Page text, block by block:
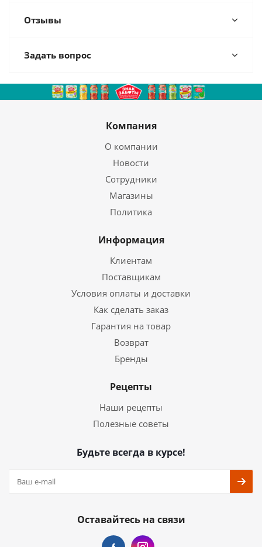
Отзывы
Задать вопрос
Компания
О компании
Новости
Сотрудники
Магазины
Политика
Информация
Клиентам
Поставщикам
Условия оплаты и доставки
Как сделать заказ
Гарантия на товар
Возврат
Бренды
Рецепты
Наши рецепты
Полезные советы
Будьте всегда в курсе!
Оставайтесь на связи